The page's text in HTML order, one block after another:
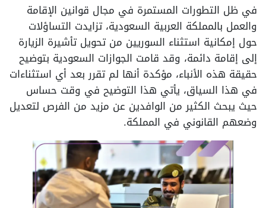
في ظل التطورات المستمرة في مجال قوانين الإقامة
والعمل بالمملكة العربية السعودية، تزايدت التساؤلات
حول إمكانية استثناء السوريين من تحويل تأشيرة الزيارة
إلى إقامة دائمة، وقد قامت الجوازات السعودية بتوضيح
حقيقة هذه الأنباء، مؤكدة أنها لم تقرر بعد أي استثناءات
في هذا السياق، يأتي هذا التوضيح في وقت حساس
حيث يبحث الكثير من الوافدين عن مزيد من الفرص لتعديل
وضعهم القانوني في المملكة.